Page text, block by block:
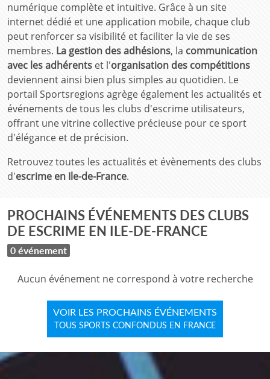
numérique complète et intuitive. Grâce à un site
internet dédié et une application mobile, chaque club
peut renforcer sa visibilité et faciliter la vie de ses
membres. La gestion des adhésions, la communication
avec les adhérents et l'organisation des compétitions
deviennent ainsi bien plus simples au quotidien. Le
portail Sportsregions agrège également les actualités et
événements de tous les clubs d'escrime utilisateurs,
offrant une vitrine collective précieuse pour ce sport
d'élégance et de précision.
Retrouvez toutes les actualités et évènements des clubs
d'escrime en Ile-de-France.
PROCHAINS ÉVÉNEMENTS DES CLUBS
DE ESCRIME EN ILE-DE-FRANCE
0 événement
Aucun événement ne correspond à votre recherche
VOIR LES PROCHAINS ÉVÉNEMENTS
TOUS SPORTS CONFONDUS EN FRANCE